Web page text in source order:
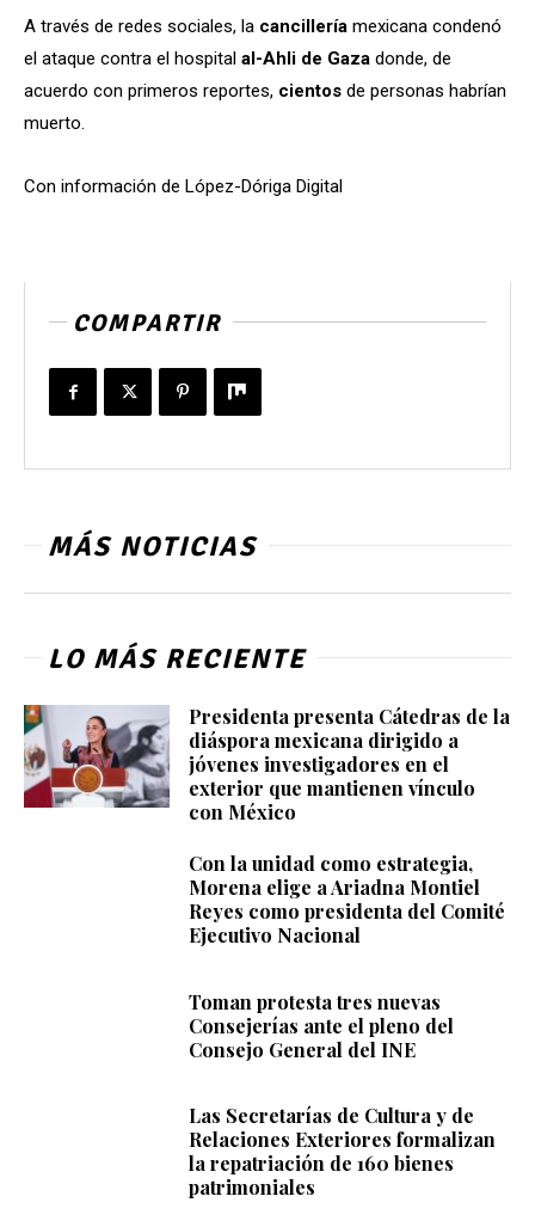
A través de redes sociales, la cancillería mexicana condenó
el ataque contra el hospital al-Ahli de Gaza donde, de
acuerdo con primeros reportes, cientos de personas habrían
muerto.
Con información de López-Dóriga Digital
COMPARTIR
MÁS NOTICIAS
LO MÁS RECIENTE
Presidenta presenta Cátedras de la
diáspora mexicana dirigido a
jóvenes investigadores en el
exterior que mantienen vínculo
con México
Con la unidad como estrategia,
Morena elige a Ariadna Montiel
Reyes como presidenta del Comité
Ejecutivo Nacional
Toman protesta tres nuevas
Consejerías ante el pleno del
Consejo General del INE
Las Secretarías de Cultura y de
Relaciones Exteriores formalizan
la repatriación de 160 bienes
patrimoniales